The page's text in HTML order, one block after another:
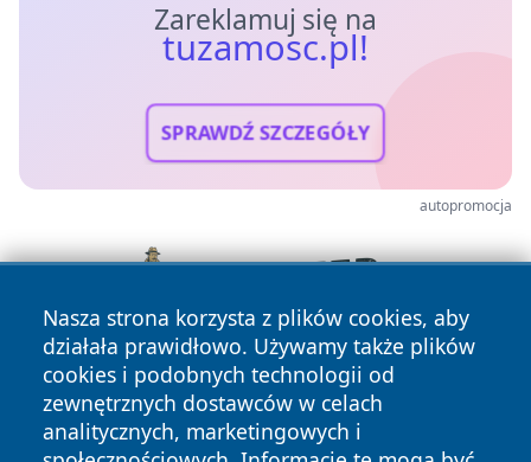
Zareklamuj się na
tuzamosc.pl!
SPRAWDŹ SZCZEGÓŁY
autopromocja
Nasza strona korzysta z plików cookies, aby
działała prawidłowo. Używamy także plików
cookies i podobnych technologii od
zewnętrznych dostawców w celach
analitycznych, marketingowych i